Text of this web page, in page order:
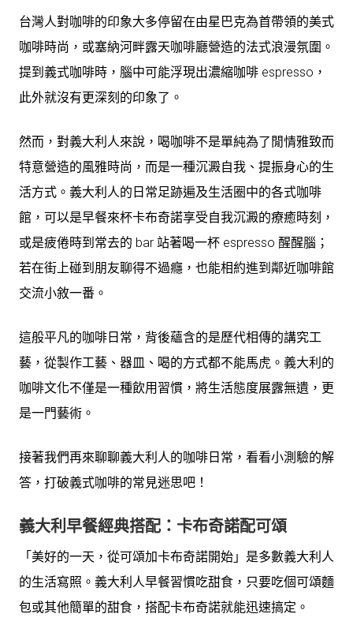
台灣人對咖啡的印象大多停留在由星巴克為首帶領的美式
咖啡時尚，或塞納河畔露天咖啡廳營造的法式浪漫氛圍。
提到義式咖啡時，腦中可能浮現出濃縮咖啡 espresso，
此外就沒有更深刻的印象了。
然而，對義大利人來說，喝咖啡不是單純為了閒情雅致而
特意營造的風雅時尚，而是一種沉澱自我、提振身心的生
活方式。義大利人的日常足跡遍及生活圈中的各式咖啡
館，可以是早餐來杯卡布奇諾享受自我沉澱的療癒時刻，
或是疲倦時到常去的 bar 站著喝一杯 espresso 醒醒腦；
若在街上碰到朋友聊得不過癮，也能相約進到鄰近咖啡館
交流小敘一番。
這般平凡的咖啡日常，背後蘊含的是歷代相傳的講究工
藝，從製作工藝、器皿、喝的方式都不能馬虎。義大利的
咖啡文化不僅是一種飲用習慣，將生活態度展露無遺，更
是一門藝術。
接著我們再來聊聊義大利人的咖啡日常，看看小測驗的解
答，打破義式咖啡的常見迷思吧！
義大利早餐經典搭配：卡布奇諾配可頌
「美好的一天，從可頌加卡布奇諾開始」是多數義大利人
的生活寫照。義大利人早餐習慣吃甜食，只要吃個可頌麵
包或其他簡單的甜食，搭配卡布奇諾就能迅速搞定。